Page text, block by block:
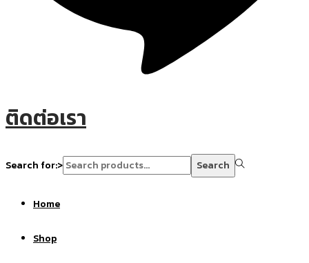
ติดต่อเรา
Search for:> Search
Home
Shop